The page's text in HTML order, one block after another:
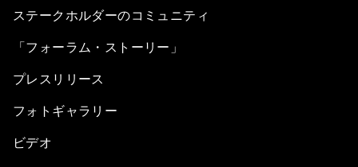
ステークホルダーのコミュニティ
「フォーラム・ストーリー」
プレスリリース
フォトギャラリー
ビデオ